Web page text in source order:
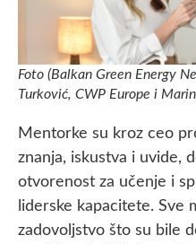
Foto (Balkan Green Energy
Turković, CWP Europe i
Mentorke su kroz ceo
znanja, iskustva i uvide,
otvorenost za učenje i
liderske kapacitete. Sve
zadovoljstvo što su bile